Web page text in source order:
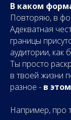
В каком
Повторяю, в
Адекватная
границы
аудитории, как
Ты просто
в твоей жизни
разное - в
Например, про